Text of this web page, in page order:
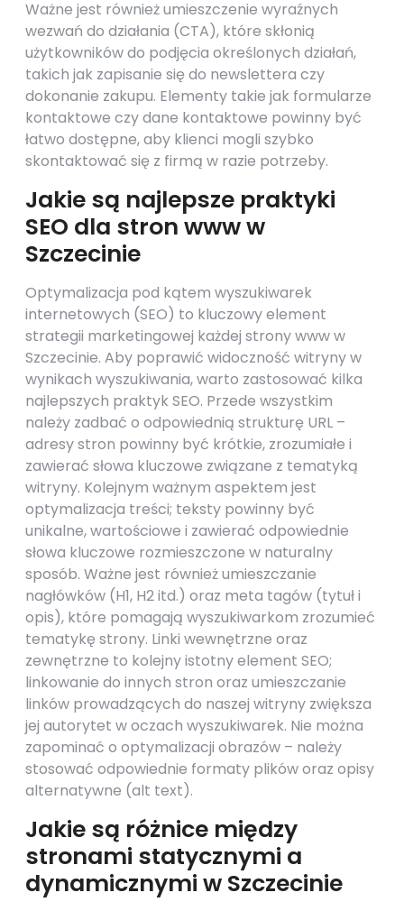
Ważne jest również umieszczenie wyraźnych
wezwań do działania (CTA), które skłonią
użytkowników do podjęcia określonych działań,
takich jak zapisanie się do newslettera czy
dokonanie zakupu. Elementy takie jak formularze
kontaktowe czy dane kontaktowe powinny być
łatwo dostępne, aby klienci mogli szybko
skontaktować się z firmą w razie potrzeby.
Jakie są najlepsze praktyki
SEO dla stron www w
Szczecinie
Optymalizacja pod kątem wyszukiwarek
internetowych (SEO) to kluczowy element
strategii marketingowej każdej strony www w
Szczecinie. Aby poprawić widoczność witryny w
wynikach wyszukiwania, warto zastosować kilka
najlepszych praktyk SEO. Przede wszystkim
należy zadbać o odpowiednią strukturę URL –
adresy stron powinny być krótkie, zrozumiałe i
zawierać słowa kluczowe związane z tematyką
witryny. Kolejnym ważnym aspektem jest
optymalizacja treści; teksty powinny być
unikalne, wartościowe i zawierać odpowiednie
słowa kluczowe rozmieszczone w naturalny
sposób. Ważne jest również umieszczanie
nagłówków (H1, H2 itd.) oraz meta tagów (tytuł i
opis), które pomagają wyszukiwarkom zrozumieć
tematykę strony. Linki wewnętrzne oraz
zewnętrzne to kolejny istotny element SEO;
linkowanie do innych stron oraz umieszczanie
linków prowadzących do naszej witryny zwiększa
jej autorytet w oczach wyszukiwarek. Nie można
zapominać o optymalizacji obrazów – należy
stosować odpowiednie formaty plików oraz opisy
alternatywne (alt text).
Jakie są różnice między
stronami statycznymi a
dynamicznymi w Szczecinie